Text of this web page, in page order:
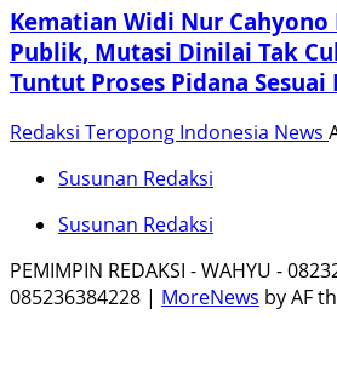
Kematian Widi Nur Cahyono
Publik, Mutasi Dinilai Tak
Tuntut Proses Pidana Sesuai
Redaksi Teropong Indonesia News
Susunan Redaksi
Susunan Redaksi
PEMIMPIN REDAKSI - WAHYU -
085236384228 | MoreNews by AF